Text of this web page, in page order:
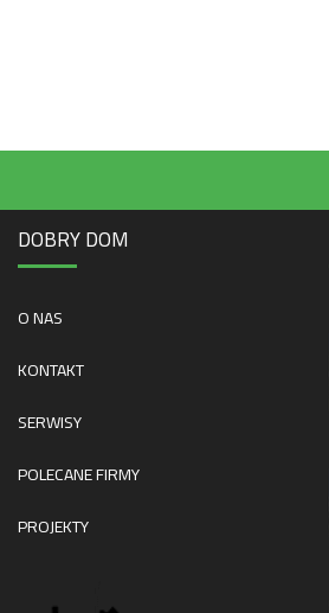
DOBRY DOM
O NAS
KONTAKT
SERWISY
POLECANE FIRMY
PROJEKTY